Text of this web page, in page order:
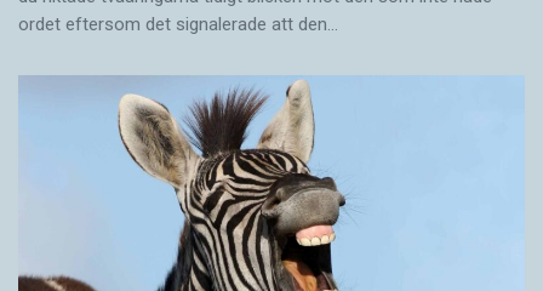
ordet eftersom det ­signalerade att den…